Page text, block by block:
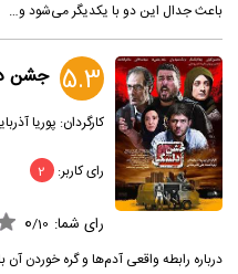
باعث جدال این دو با یکدیگر می‌شود و…
5.3 جشن
کارگردان: پوریا
رای کاربر: 2
رای شما: 0/10
درباره رابطه واقعی آدم‌ها و گره خوردن